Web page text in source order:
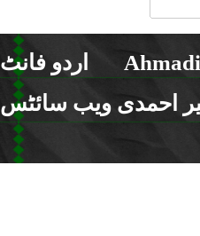
اردو فانٹ
احمدی ویب سائٹس